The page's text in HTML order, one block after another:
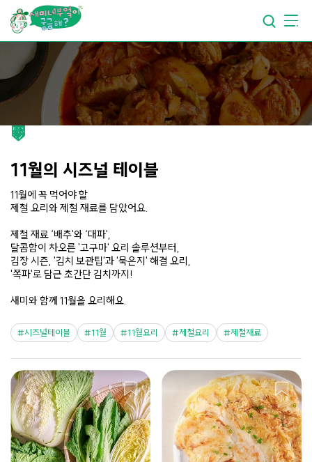
요리가건강해지는부엌
요리가 쉬워지는부엌
11월의 시즈널 테이블
11월에 꼭 먹어야 할
제철 요리와 제철 재료를 담았어요.
제철 재료 ‘배추'와 ‘대파',
달콤함이 차오른 '고구마' 요리 솔루션부터,
김장 시즌, '김치 보관팁'과 '묵은지' 해결 요리,
'쪽파'로 담근 초간단 김치까지!
새미와 함께 11월을 요리해요.
시즈널테이블 11월 11월요리 제철요리 제철재료